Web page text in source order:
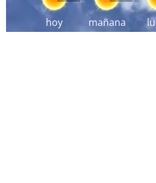
hoy mañana